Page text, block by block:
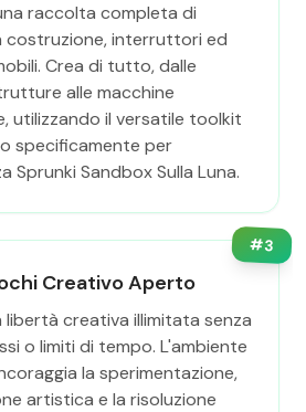
raccolta completa di
costruzione, interruttori ed
Crea di tutto, dalle
alle macchine
utilizzando il versatile toolkit
specificamente per
Sprunki Sandbox Sulla Luna.
#3
Creativo Aperto
libertà creativa illimitata senza
o limiti di tempo. L'ambiente
la sperimentazione,
artistica e la risoluzione